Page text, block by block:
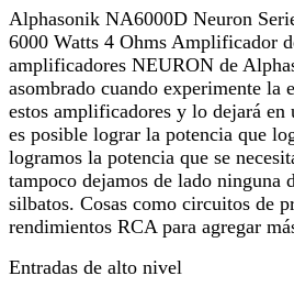
Alphasonik NA6000D Neuron
6000 Watts 4 Ohms Amplificador
amplificadores NEURON de
asombrado cuando experimente la
estos amplificadores y lo dejará en
es posible lograr la potencia que
logramos la potencia que se
tampoco dejamos de lado ninguna
silbatos. Cosas como circuitos de
rendimientos RCA para agregar
Entradas de alto nivel